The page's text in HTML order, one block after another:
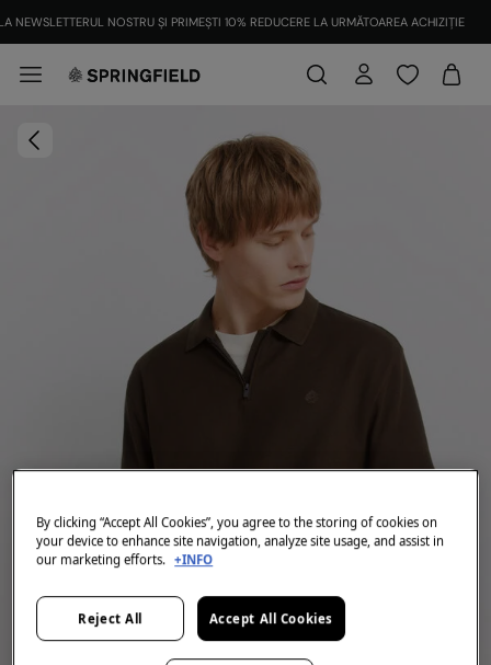
NEWSLETTERUL NOSTRU ȘI PRIMEȘTI 10% REDUCERE LA URMĂTOAREA ACHIZIȚIE
By clicking “Accept All Cookies”, you agree to the storing of cookies on
your device to enhance site navigation, analyze site usage, and assist in
our marketing efforts. +INFO
Reject All Accept All Cookies